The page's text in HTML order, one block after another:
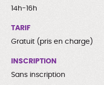
14h-16h
TARIF
Gratuit (pris en charge)
INSCRIPTION
Sans inscription